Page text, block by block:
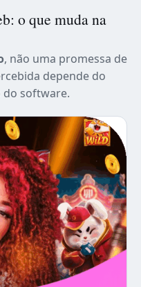
o que muda na
, não uma promessa de
depende do
do software.